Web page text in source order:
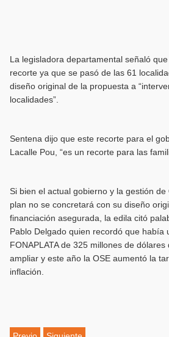
La legisladora departamental señaló que
recorte ya que se pasó de las 61
diseño original de la propuesta a
localidades”.
Sentena dijo que este recorte para el
Lacalle Pou, “es un recorte para las
Si bien el actual gobierno y la gestión
plan no se concretará con su diseño
financiación asegurada, la edila citó
Pablo Delgado quien recordó que había
FONAPLATA de 325 millones de
ampliar y este año la OSE aumentó la
inflación.